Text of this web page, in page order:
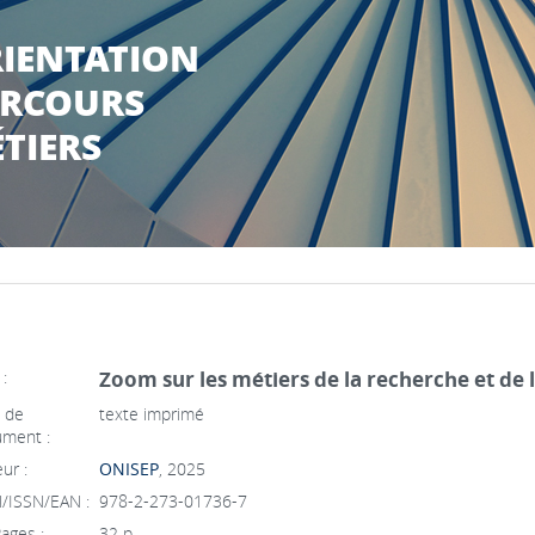
Zoom sur les métiers de la recherche et
de
:
texte imprimé
: ONISEP, 2025
ISSN/EAN : 978-2-273-01736-7